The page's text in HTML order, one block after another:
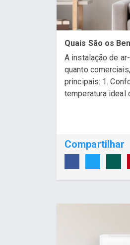
Quais São os
A instalação de
quanto
principais: 1.
temperatura ideal
Compartilhar